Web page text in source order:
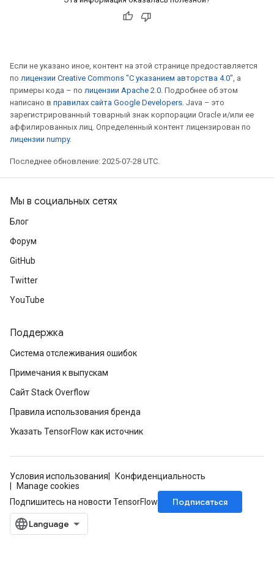
Если не указано иное, контент на этой странице предоставляется
по лицензии Creative Commons "С указанием авторства 4.0", а
примеры кода – по лицензии Apache 2.0. Подробнее об этом
написано в правилах сайта Google Developers. Java – это
зарегистрированный товарный знак корпорации Oracle и/или ее
аффилированных лиц. Определенный контент лицензирован по
лицензии numpy.
Последнее обновление: 2025-07-28 UTC.
Мы в социальных сетях
Блог
Форум
GitHub
Twitter
YouTube
Поддержка
Система отслеживания ошибок
Примечания к выпускам
Сайт Stack Overflow
Правила использования бренда
Указать TensorFlow как источник
Условия использования
Конфиденциальность
Manage cookies
Подпишитесь на новости TensorFlow
Подписаться